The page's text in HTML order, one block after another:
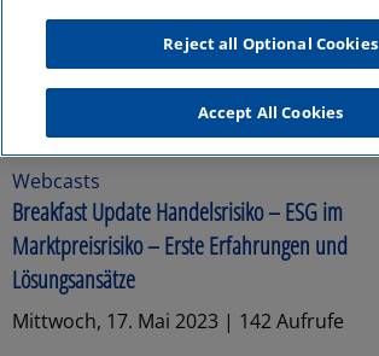
Webcasts
Breakfast Update Handelsrisiko – ESG im
Marktpreisrisiko – Erste Erfahrungen und
Lösungsansätze
Mittwoch, 17. Mai 2023 | 142 Aufrufe
Reject all Optional Cookies
Accept All Cookies